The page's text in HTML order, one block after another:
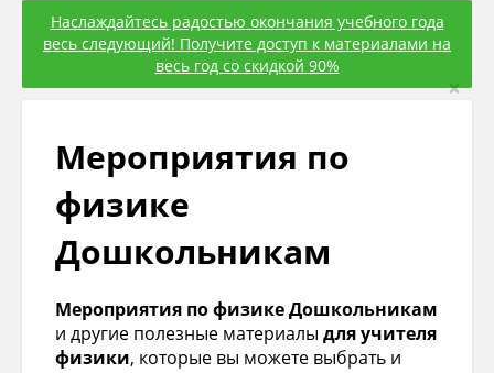
Наслаждайтесь радостью окончания учебного года
весь следующий! Получите доступ к материалами на
весь год со скидкой 90%
×
Мероприятия по
физике
Дошкольникам
Мероприятия по физике Дошкольникам
и другие полезные материалы для учителя
физики, которые вы можете выбрать и